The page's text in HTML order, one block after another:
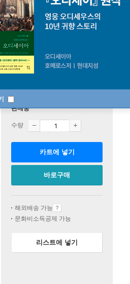
of Climate Emergency
판매중
수량
카트에 넣기
바로구매
해외배송 가능
문화비소득공제 가능
리스트에 넣기